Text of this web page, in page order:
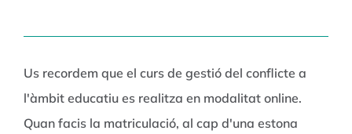
Us recordem que el curs de gestió del conflicte a
l'àmbit educatiu es realitza en modalitat online.
Quan facis la matriculació, al cap d'una estona